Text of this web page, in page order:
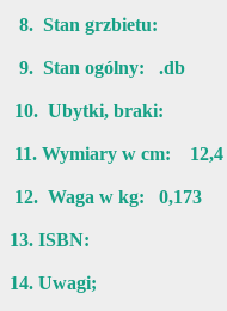
8. Stan grzbietu:
9. Stan ogólny: .db
10. Ubytki, braki:
11. Wymiary w cm: 12,4
12. Waga w kg: 0,173
13. ISBN:
14. Uwagi;